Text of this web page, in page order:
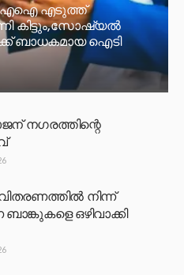
എഐ എടുത്ത്
കിട്ടും,സോഷ്യല്‍
ബാധകമായ ഐടി
നഗരത്തിന്റെ
നിന്ന്
ഒഴിവാക്കി